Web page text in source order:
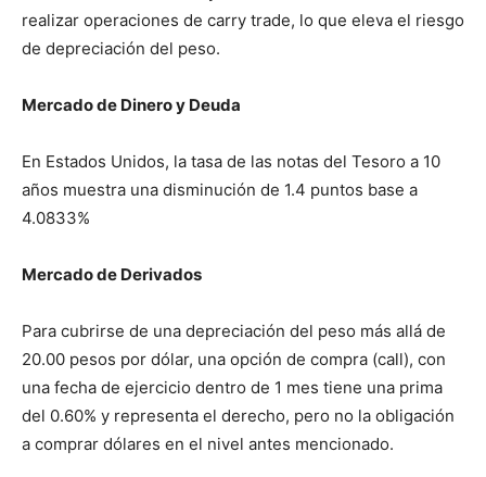
realizar operaciones de carry trade, lo que eleva el riesgo
de depreciación del peso.
Mercado de Dinero y Deuda
En Estados Unidos, la tasa de las notas del Tesoro a 10
años muestra una disminución de 1.4 puntos base a
4.0833%
Mercado de Derivados
Para cubrirse de una depreciación del peso más allá de
20.00 pesos por dólar, una opción de compra (call), con
una fecha de ejercicio dentro de 1 mes tiene una prima
del 0.60% y representa el derecho, pero no la obligación
a comprar dólares en el nivel antes mencionado.